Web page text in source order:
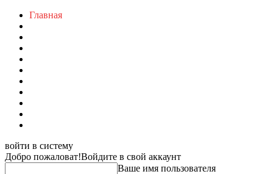
Главная
войти в систему
Добро пожаловат!Войдите в свой аккаунт
Ваше имя пользователя